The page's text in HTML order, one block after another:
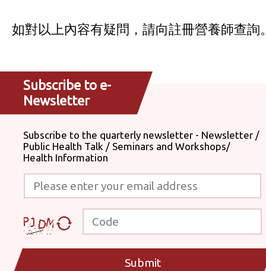
如對以上內容有疑問，請向註冊營養師查詢
Subscribe to e-
Newsletter
Subscribe to the quarterly newsletter - Newsletter /
Public Health Talk / Seminars and Workshops/
Health Information
Please enter your email address
Code
Submit